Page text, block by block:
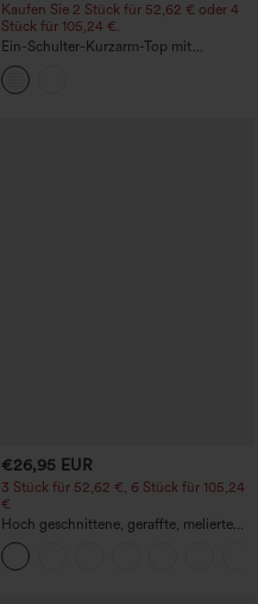
Kaufen Sie 2 Stück für 52,62 € oder 4
Stück für 105,24 €.
Ein-Schulter-Kurzarm-Top mit
abgerundetem High-Low-Saum,
integriertem BH, gepunktet, lässig
€26,95 EUR
3 Stück für 52,62 €, 6 Stück für 105,24
€
Hoch geschnittene, geraffte, melierte
Yoga-Pedal-Pusher-Joggers mit
Taschen